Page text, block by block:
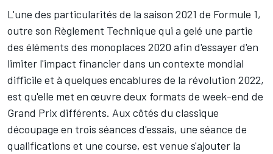
L'une des particularités de la saison 2021 de Formule 1,
outre son Règlement Technique qui a gelé une partie
des éléments des monoplaces 2020 afin d'essayer d'en
limiter l'impact financier dans un contexte mondial
difficile et à quelques encablures de la révolution 2022,
est qu'elle met en œuvre deux formats de week-end de
Grand Prix différents. Aux côtés du classique
découpage en trois séances d'essais, une séance de
qualifications et une course, est venue s'ajouter la